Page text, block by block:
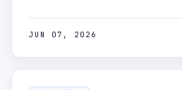
breken bij een upgrade zijn het
declarative schema en het
JUN 07, 2026